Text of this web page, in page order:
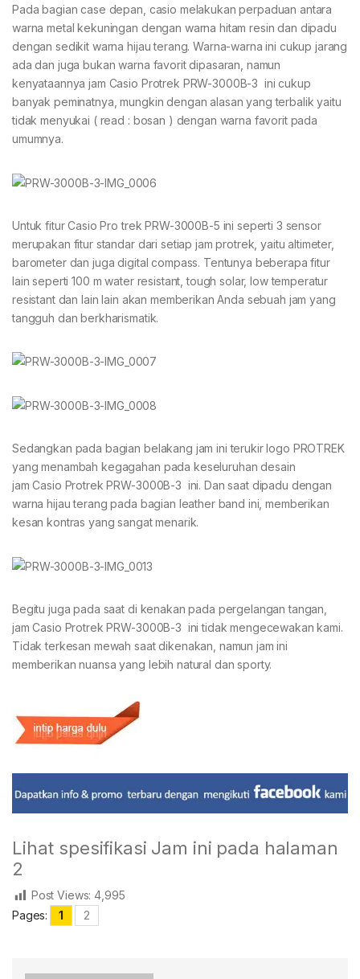
Pada bagian case depan, casio melakukan perpaduan antara
warna metal kekuningan dengan warna hitam resin dan dipadu
dengan sedikit warna hijau terang. Warna-warna ini cukup jarang
ada dan juga bukan warna favorit dipasaran, namun
kenyataannya jam Casio Protrek PRW-3000B-3 ini cukup
banyak peminatnya, mungkin dengan alasan yang terbalik yaitu
tidak menyukai ( read : bosan ) dengan warna favorit pada
umumnya.
Untuk fitur Casio Pro trek PRW-3000B-5 ini seperti 3 sensor
merupakan fitur standar dari setiap jam protrek, yaitu altimeter,
barometer dan juga digital compass. Tentunya beberapa fitur
lain seperti 100 m water resistant, tough solar, low temperatur
resistant dan lain lain akan memberikan Anda sebuah jam yang
tangguh dan berkharismatik.
Sedangkan pada bagian belakang jam ini terukir logo PROTREK
yang menambah kegagahan pada keseluruhan desain
jam Casio Protrek PRW-3000B-3 ini. Dan saat dipadu dengan
warna hijau terang pada bagian leather band ini, memberikan
kesan kontras yang sangat menarik.
Begitu juga pada saat di kenakan pada pergelangan tangan,
jam Casio Protrek PRW-3000B-3 ini tidak mengecewakan kami.
Tidak terkesan mewah saat dikenakan, namun jam ini
memberikan nuansa yang lebih natural dan sporty.
Lihat spesifikasi Jam ini pada halaman
2
Post Views: 4,995
Pages:
1 2